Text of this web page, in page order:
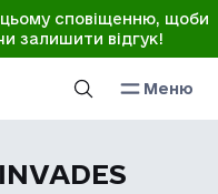
цьому сповіщенню, щоби
залишити відгук!
Меню